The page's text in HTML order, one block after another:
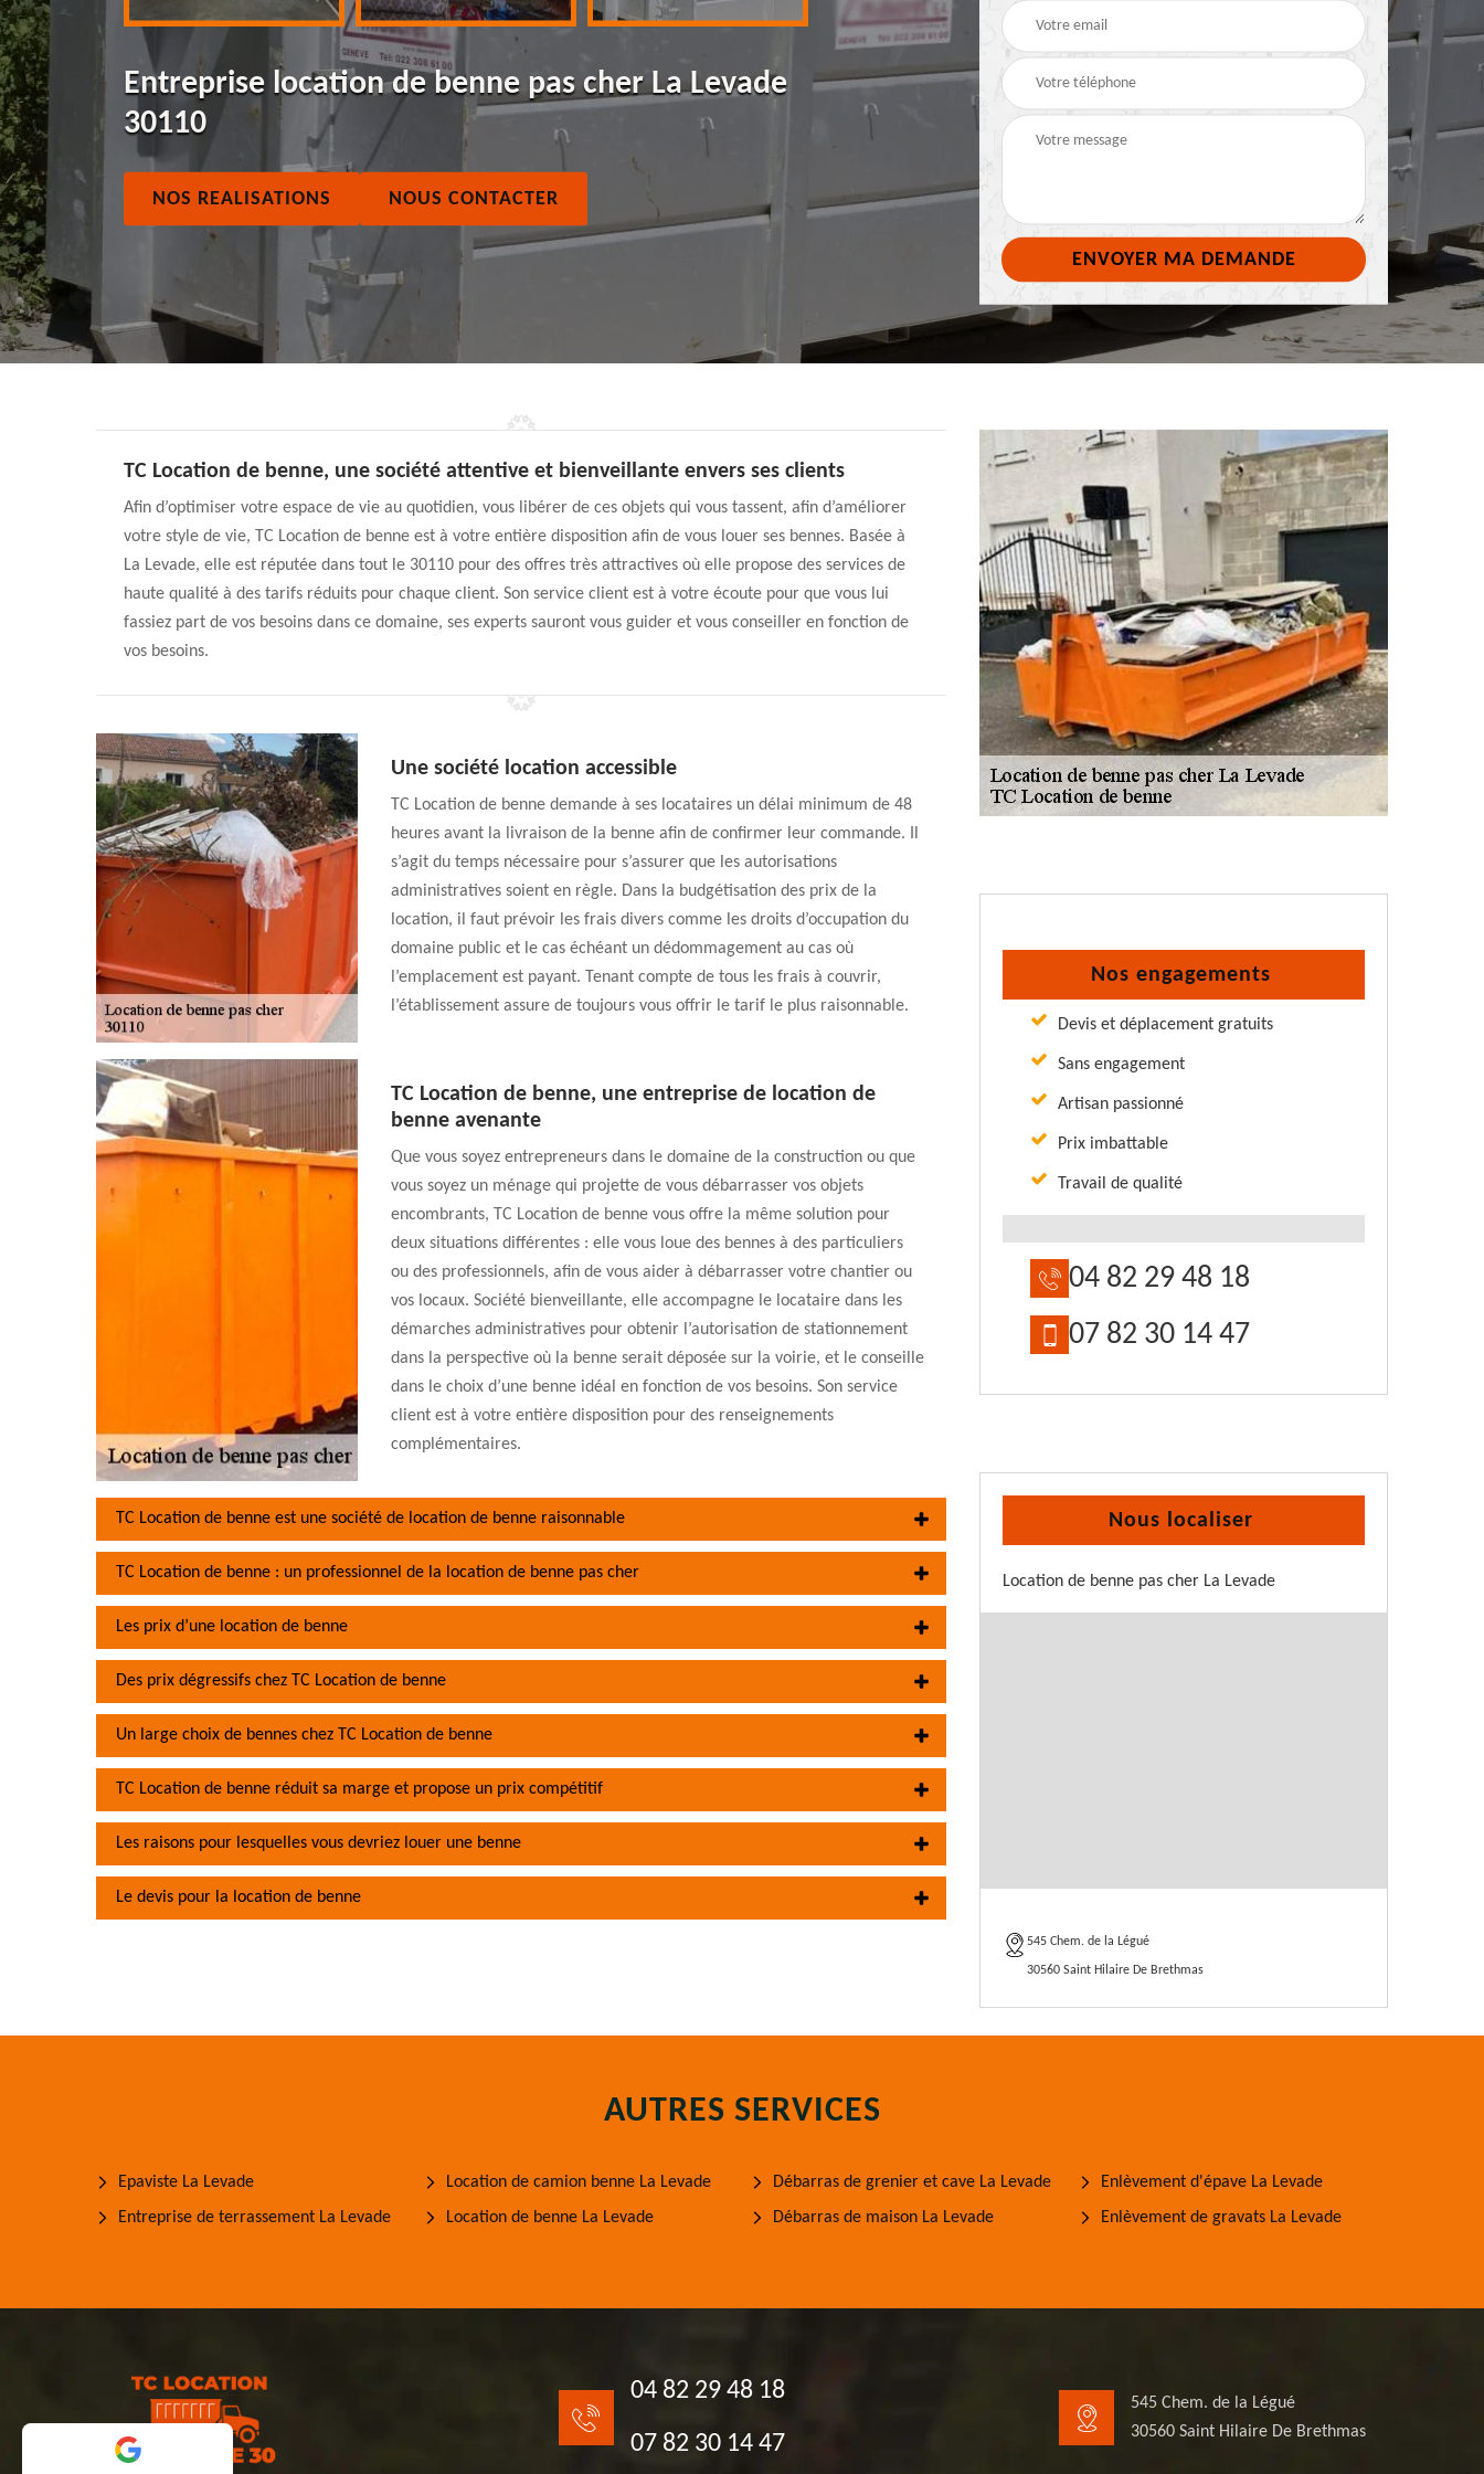
Entreprise location de benne pas cher La Levade
30110
NOS REALISATIONS NOUS CONTACTER
TC Location de benne, une société attentive et bienveillante envers ses clients
Afin d’optimiser votre espace de vie au quotidien, vous libérer de ces objets qui vous tassent, afin d’améliorer
votre style de vie, TC Location de benne est à votre entière disposition afin de vous louer ses bennes. Basée à
La Levade, elle est réputée dans tout le 30110 pour des offres très attractives où elle propose des services de
haute qualité à des tarifs réduits pour chaque client. Son service client est à votre écoute pour que vous lui
fassiez part de vos besoins dans ce domaine, ses experts sauront vous guider et vous conseiller en fonction de
vos besoins.
Une société location accessible
TC Location de benne demande à ses locataires un délai minimum de 48
heures avant la livraison de la benne afin de confirmer leur commande. Il
s’agit du temps nécessaire pour s’assurer que les autorisations
administratives soient en règle. Dans la budgétisation des prix de la
location, il faut prévoir les frais divers comme les droits d’occupation du
domaine public et le cas échéant un dédommagement au cas où
l’emplacement est payant. Tenant compte de tous les frais à couvrir,
l’établissement assure de toujours vous offrir le tarif le plus raisonnable.
TC Location de benne, une entreprise de location de
benne avenante
Que vous soyez entrepreneurs dans le domaine de la construction ou que
vous soyez un ménage qui projette de vous débarrasser vos objets
encombrants, TC Location de benne vous offre la même solution pour
deux situations différentes : elle vous loue des bennes à des particuliers
ou des professionnels, afin de vous aider à débarrasser votre chantier ou
vos locaux. Société bienveillante, elle accompagne le locataire dans les
démarches administratives pour obtenir l’autorisation de stationnement
dans la perspective où la benne serait déposée sur la voirie, et le conseille
dans le choix d’une benne idéal en fonction de vos besoins. Son service
client est à votre entière disposition pour des renseignements
complémentaires.
TC Location de benne est une société de location de benne raisonnable
TC Location de benne : un professionnel de la location de benne pas cher
Les prix d’une location de benne
Des prix dégressifs chez TC Location de benne
Un large choix de bennes chez TC Location de benne
TC Location de benne réduit sa marge et propose un prix compétitif
Les raisons pour lesquelles vous devriez louer une benne
Le devis pour la location de benne
Nos engagements
Devis et déplacement gratuits
Sans engagement
Artisan passionné
Prix imbattable
Travail de qualité
04 82 29 48 18
07 82 30 14 47
Nous localiser
Location de benne pas cher La Levade
545 Chem. de la Légué
30560 Saint Hilaire De Brethmas
AUTRES SERVICES
Epaviste La Levade
Entreprise de terrassement La Levade
Location de camion benne La Levade
Location de benne La Levade
Débarras de grenier et cave La Levade
Débarras de maison La Levade
Enlèvement d'épave La Levade
Enlèvement de gravats La Levade
04 82 29 48 18
07 82 30 14 47
545 Chem. de la Légué
30560 Saint Hilaire De Brethmas